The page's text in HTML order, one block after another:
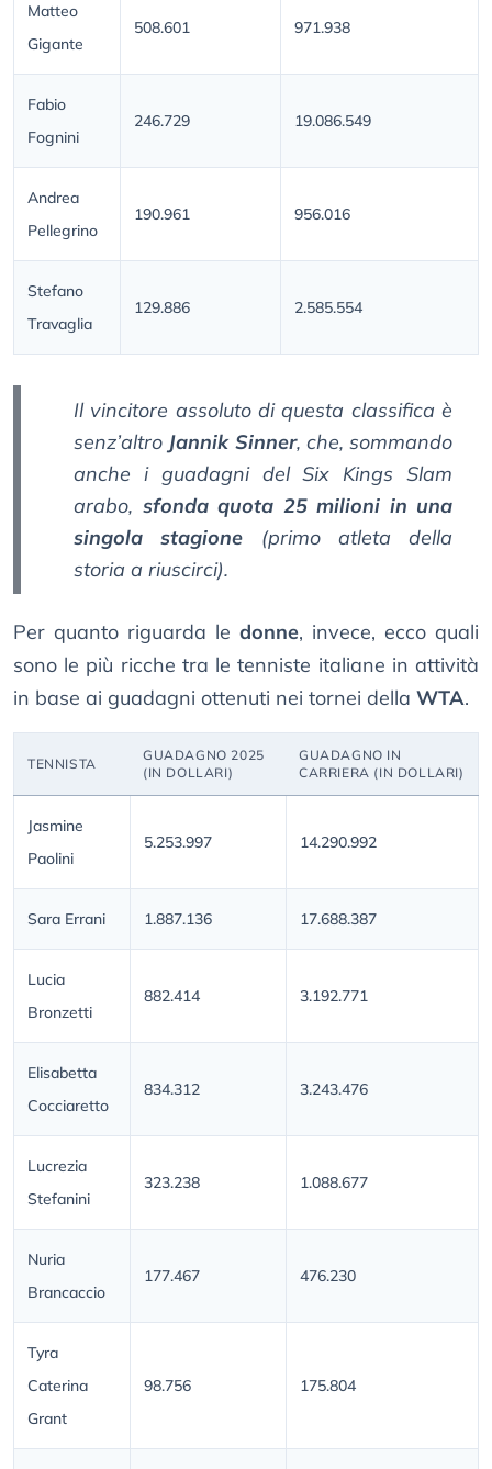
Matteo
Gigante
508.601 971.938
Fabio
Fognini
246.729 19.086.549
Andrea
Pellegrino
190.961 956.016
Stefano
Travaglia
129.886 2.585.554
Il vincitore assoluto di questa classifica è
senz’altro Jannik Sinner, che, sommando
anche i guadagni del Six Kings Slam
arabo, sfonda quota 25 milioni in una
singola stagione (primo atleta della
storia a riuscirci).
Per quanto riguarda le donne, invece, ecco quali
sono le più ricche tra le tenniste italiane in attività
in base ai guadagni ottenuti nei tornei della WTA.
TENNISTA
GUADAGNO 2025
(IN DOLLARI)
GUADAGNO IN
CARRIERA (IN DOLLARI)
Jasmine
Paolini
5.253.997 14.290.992
Sara Errani 1.887.136 17.688.387
Lucia
Bronzetti
882.414 3.192.771
Elisabetta
Cocciaretto
834.312 3.243.476
Lucrezia
Stefanini
323.238 1.088.677
Nuria
Brancaccio
177.467 476.230
Tyra
Caterina
Grant
98.756 175.804